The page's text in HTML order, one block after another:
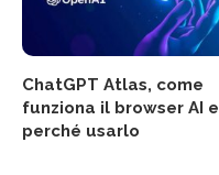
ChatGPT Atlas, come
funziona il browser AI e
perché usarlo